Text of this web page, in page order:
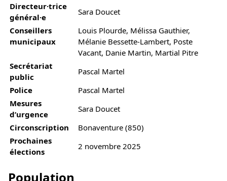
Directeur·trice
général·e
Sara Doucet
Conseillers
municipaux
Louis Plourde, Mélissa Gauthier,
Mélanie Bessette-Lambert, Poste
Vacant, Danie Martin, Martial Pitre
Secrétariat
public
Pascal Martel
Police
Pascal Martel
Mesures
d’urgence
Sara Doucet
Circonscription
Bonaventure (850)
Prochaines
élections
2 novembre 2025
Population